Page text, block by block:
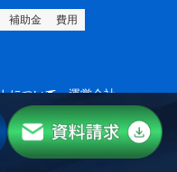
補助金 費用
について
運営会社
Produced by セキスイハイム